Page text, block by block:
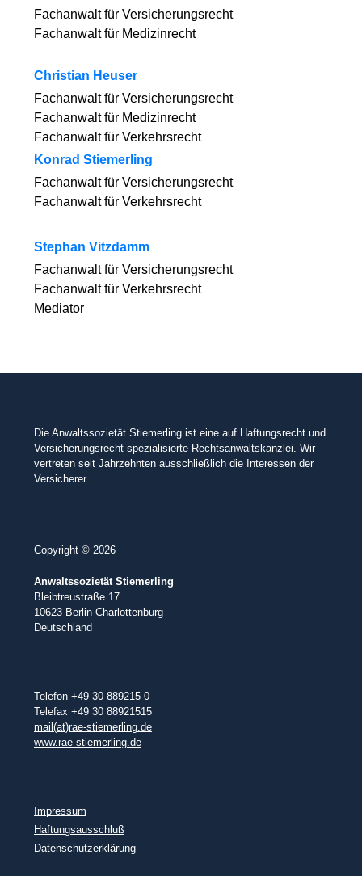
Fachanwalt für Versicherungsrecht
Fachanwalt für Medizinrecht
Christian Heuser
Fachanwalt für Versicherungsrecht
Fachanwalt für Medizinrecht
Fachanwalt für Verkehrsrecht
Konrad Stiemerling
Fachanwalt für Versicherungsrecht
Fachanwalt für Verkehrsrecht
Stephan Vitzdamm
Fachanwalt für Versicherungsrecht
Fachanwalt für Verkehrsrecht
Mediator
Die Anwaltssozietät Stiemerling ist eine auf Haftungsrecht und
Versicherungsrecht spezialisierte Rechtsanwaltskanzlei. Wir
vertreten seit Jahrzehnten ausschließlich die Interessen der
Versicherer.
Copyright © 2026
Anwaltssozietät Stiemerling
Bleibtreustraße 17
10623 Berlin-Charlottenburg
Deutschland
Telefon +49 30 889215-0
Telefax +49 30 88921515
mail(at)rae-stiemerling.de
www.rae-stiemerling.de
Impressum
Haftungsausschluß
Datenschutzerklärung